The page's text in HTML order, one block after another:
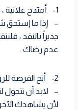
1- أمتدح علانية ، وأنتقد سراً :
– إذا ما إستحق
جديراً بالنقد ،
عدم رضاك .
2- أتح الفرصة للرؤية المتبادلة :
– لابد أن تتجول
لأن يشاهدك